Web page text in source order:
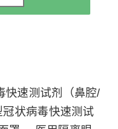
快速测试剂（鼻腔/
冠状病毒快速测试